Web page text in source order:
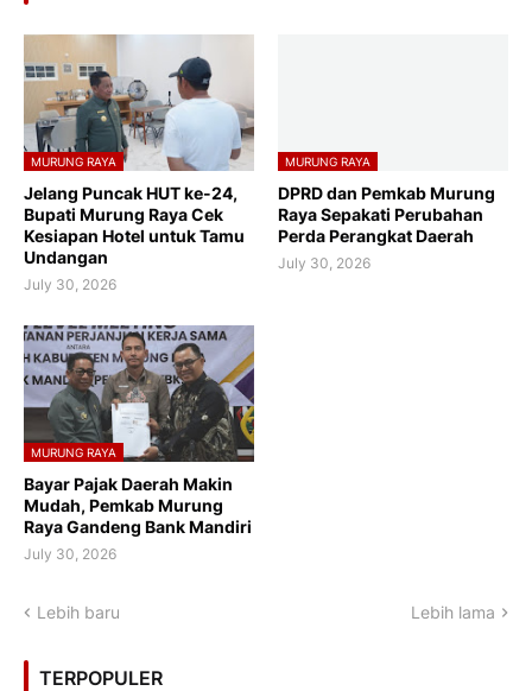
MURUNG RAYA
Jelang Puncak HUT ke-24,
Bupati Murung Raya Cek
Kesiapan Hotel untuk Tamu
Undangan
July 30, 2026
MURUNG RAYA
DPRD dan Pemkab Murung
Raya Sepakati Perubahan
Perda Perangkat Daerah
July 30, 2026
MURUNG RAYA
Bayar Pajak Daerah Makin
Mudah, Pemkab Murung
Raya Gandeng Bank Mandiri
July 30, 2026
Lebih baru Lebih lama
TERPOPULER